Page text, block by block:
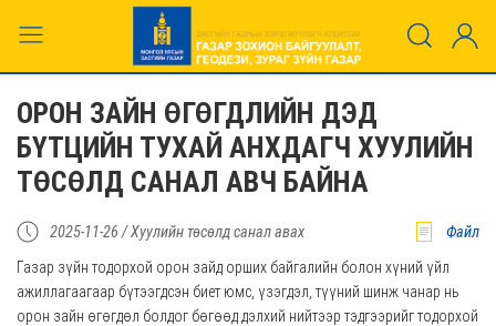
ОРОН ЗАЙН ӨГӨГДЛИЙН ДЭД
БҮТЦИЙН ТУХАЙ АНХДАГЧ ХУУЛИЙН
ТӨСӨЛД САНАЛ АВЧ БАЙНА
2025-11-26 /Хуулийн төсөлд санал авах Файл
Газар зүйн тодорхой орон зайд орших байгалийн болон хүний үйл
ажиллагаагаар бүтээгдсэн биет юмс, үзэгдэл, түүний шинж чанар нь
орон зайн өгөгдөл болдог бөгөөд дэлхий нийтээр тэдгээрийг тодорхой